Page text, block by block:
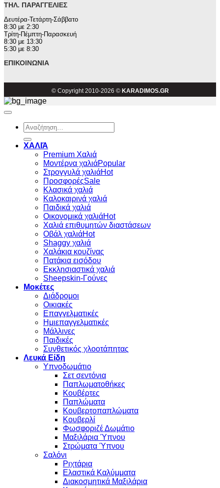
ΤΗΛ. ΠΑΡΑΓΓΕΛΊΕΣ
Δευτέρα-Τετάρτη-Σάββατο
8:30 με 2:30
Τρίτη-Πέμπτη-Παρασκευή
8:30 με 13:30
5:30 με 8:30
ΕΠΙΚΟΙΝΩΝΊΑ
© Copyright 2010-2026 © KARADIMOS.GR
Αναζήτηση
για:
ΧΑΛΙΆ
Premium Χαλιά
Μοντέρνα χαλιά
Στρογγυλά χαλιά
Προσφορές
Κλασικά χαλιά
Καλοκαιρινά χαλιά
Παιδικά χαλιά
Οικονομικά χαλιά
Χαλιά επιθυμητών διαστάσεων
Οβάλ χαλιά
Shaggy χαλιά
Χαλάκια κουζίνας
Πατάκια εισόδου
Εκκλησιαστικά χαλιά
Sheepskin-Γούνες
Μοκέτες
Διάδρομοι
Οικιακές
Επαγγελματικές
Ημιεπαγγελματικές
Μάλλινες
Παιδικές
Συνθετικός χλοοτάπητας
Λευκά Είδη
Υπνοδωμάτιο
Σετ σεντόνια
Παπλωματοθήκες
Κουβέρτες
Παπλώματα
Κουβερτοπαπλώματα
Κουβερλί
Φωσφοριζέ Δωμάτιο
Μαξιλάρια Ύπνου
Στρώματα Ύπνου
Σαλόνι
Ριχτάρια
Ελαστικά Καλύμματα
Διακοσμητικά Μαξιλάρια